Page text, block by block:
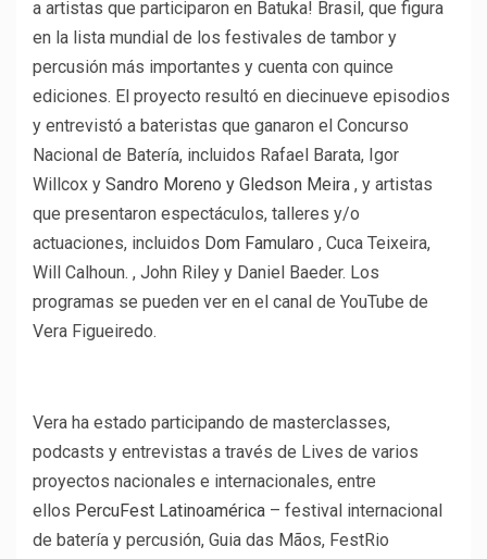
a artistas que participaron en Batuka! Brasil, que figura
en la lista mundial de los festivales de tambor y
percusión más importantes y cuenta con quince
ediciones. El proyecto resultó en diecinueve episodios
y entrevistó a bateristas que ganaron el Concurso
Nacional de Batería, incluidos Rafael Barata, Igor
Willcox y Sandro Moreno y Gledson Meira , y artistas
que presentaron espectáculos, talleres y/o
actuaciones, incluidos Dom Famularo , Cuca Teixeira,
Will Calhoun. , John Riley y Daniel Baeder. Los
programas se pueden ver en el canal de YouTube de
Vera Figueiredo.
Vera ha estado participando de masterclasses,
podcasts y entrevistas a través de Lives de varios
proyectos nacionales e internacionales, entre
ellos PercuFest Latinoamérica – festival internacional
de batería y percusión, Guia das Mãos, FestRio